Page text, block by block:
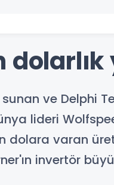
ve Delphi
lideri
dolara varan
invertör